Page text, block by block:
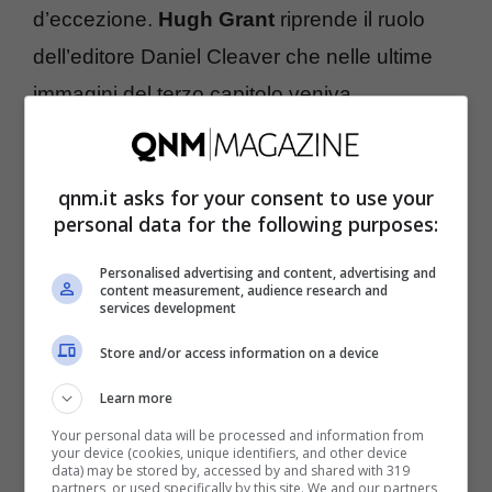
d’eccezione. Hugh Grant riprende il ruolo
dell’editore Daniel Cleaver che nelle ultime
immagini del terzo capitolo veniva
sorprendentemente ritrovato vivo dopo una
misteriosa scomparsa nel corso di uno dei
suoi viaggi esotici.
LEGGI ANCHE –
La pellicola esce domani negli USA in
occasione del week-end di San Valentino, e
sarà in programmazione in Italia a fine mese,
dal 27 febbraio. La storia ci porta ai giorni
qnm.it asks for your consent to use your
personal data for the following purposes:
Personalised advertising and content, advertising and
content measurement, audience research and
services development
Store and/or access information on a device
Learn more
Your personal data will be processed and information from
your device (cookies, unique identifiers, and other device
data) may be stored by, accessed by and shared with 319
partners, or used specifically by this site. We and our partners